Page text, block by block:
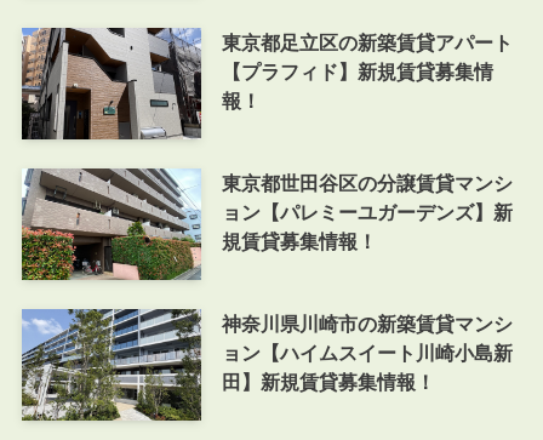
東京都足立区の新築賃貸アパート
【プラフィド】新規賃貸募集情
報！
東京都世田谷区の分譲賃貸マンシ
ョン【パレミーユガーデンズ】新
規賃貸募集情報！
神奈川県川崎市の新築賃貸マンシ
ョン【ハイムスイート川崎小島新
田】新規賃貸募集情報！